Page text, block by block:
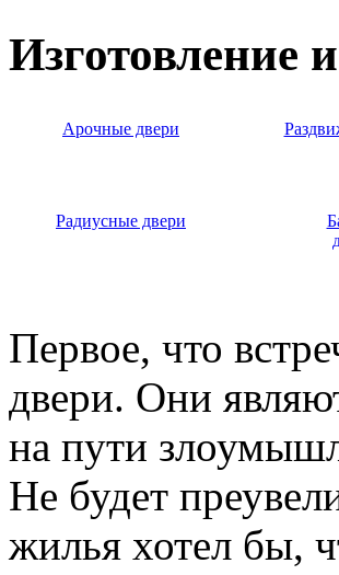
Изготовление
Арочные двери
Радиусные двери
Первое, что
двери. Они
на пути
Не будет
жилья хотел бы,